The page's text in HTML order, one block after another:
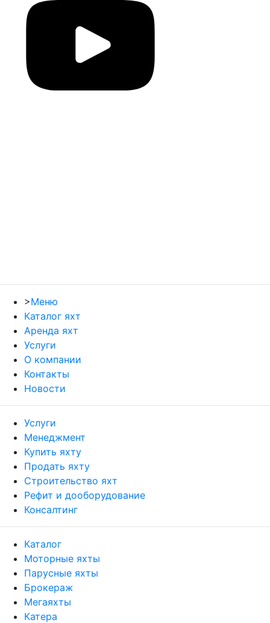
>Меню
Каталог яхт
Аренда яхт
Услуги
О компании
Контакты
Новости
Услуги
Менеджмент
Купить яхту
Продать яхту
Строительство яхт
Рефит и дооборудование
Консалтинг
Каталог
Моторные яхты
Парусные яхты
Брокераж
Мегаяхты
Катера